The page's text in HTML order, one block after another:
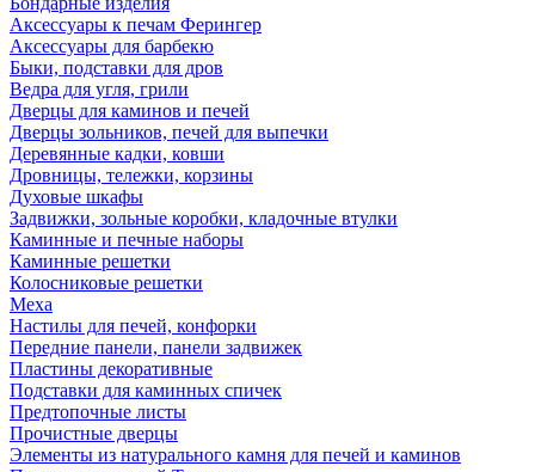
Аксессуары к печам Ферингер
Аксессуары для барбекю
Быки, подставки для дров
Ведра для угля, грили
Дверцы для каминов и печей
Дверцы зольников, печей для выпечки
Деревянные кадки, ковши
Дровницы, тележки, корзины
Духовые шкафы
Задвижки, зольные коробки, кладочные втулки
Каминные и печные наборы
Каминные решетки
Колосниковые решетки
Меха
Настилы для печей, конфорки
Передние панели, панели задвижек
Пластины декоративные
Подставки для каминных спичек
Предтопочные листы
Прочистные дверцы
Элементы из натурального камня для печей и каминов